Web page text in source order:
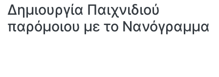
Δημιουργία Παιχνιδιού
παρόμοιου με το Νανόγραμμα